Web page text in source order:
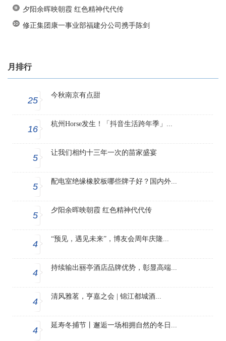
夕阳余晖映朝霞 红色精神代代传
修正集团康一事业部福建分公司携手陈剑
月排行
25
今秋南京有点甜
16
杭州Horse发生！「抖音生活跨年季」...
5
让我们相约十三年一次的苗家盛宴
5
配电室绝缘橡胶板哪些牌子好？国内外...
5
夕阳余晖映朝霞 红色精神代代传
4
“预见，遇见未来”，博友会周年庆隆...
4
持续输出丽亭酒店品牌优势，彰显高端...
4
清风雅茗，亨嘉之会 | 锦江都城酒...
4
延寿冬捕节丨邂逅一场相拥自然的冬日...